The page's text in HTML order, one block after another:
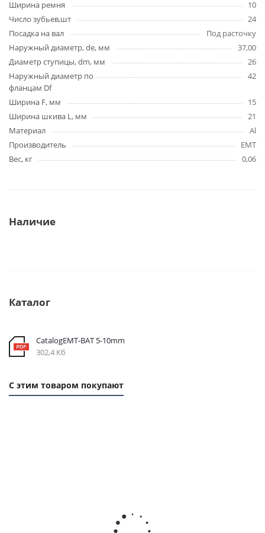
Ширина ремня
10
Число зубьев,шт
24
Посадка на вал
Под расточку
Наружный диаметр, de, мм
37,00
Диаметр ступицы, dm, мм
26
Наружный диаметр по
фланцам Df
42
Ширина F, мм
15
Ширина шкива L, мм
21
Материал
Al
Производитель
EMT
Вес, кг
0,06
Наличие
Каталог
CatalogEMT-ВАТ 5-10mm
302,4 Кб
С этим товаром покупают